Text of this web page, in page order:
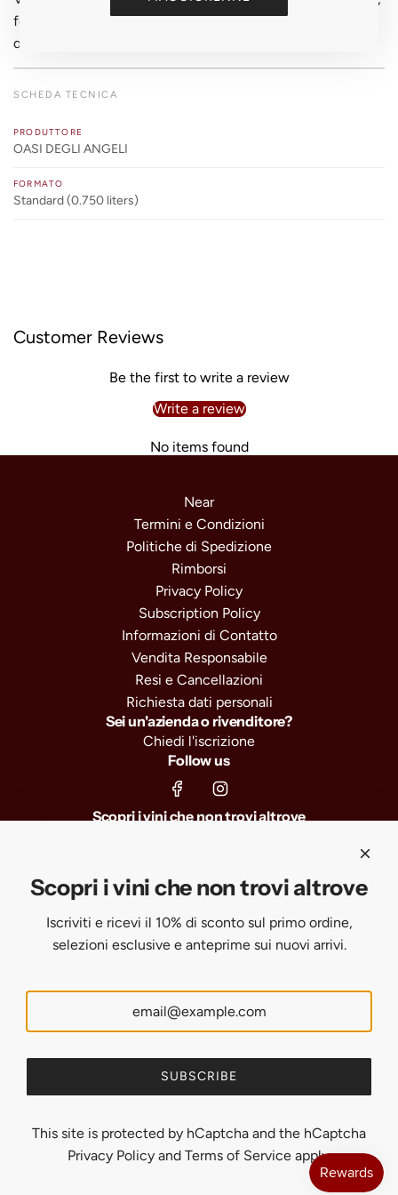
formaggi stagionati a lungo. Servire a 18-20°C dopo
decantazione. Un'esperienza irripetibile.
SCHEDA TECNICA
PRODUTTORE
OASI DEGLI ANGELI
FORMATO
Standard (0.750 liters)
Customer Reviews
Be the first to write a review
Write a review
No items found
Near
Termini e Condizioni
Politiche di Spedizione
Rimborsi
Privacy Policy
Subscription Policy
Informazioni di Contatto
Vendita Responsabile
Resi e Cancellazioni
Richiesta dati personali
Sei un'azienda o rivenditore?
Chiedi l'iscrizione
Follow us
Scopri i vini che non trovi altrove
SUBSCRIBE
United States (USD $)
© 2026, Uveggiando
Scopri i vini che non trovi altrove
Iscriviti e ricevi il 10% di sconto sul primo ordine,
selezioni esclusive e anteprime sui nuovi arrivi.
SUBSCRIBE
This site is protected by hCaptcha and the hCaptcha
Privacy Policyand Terms of Serviceapply.